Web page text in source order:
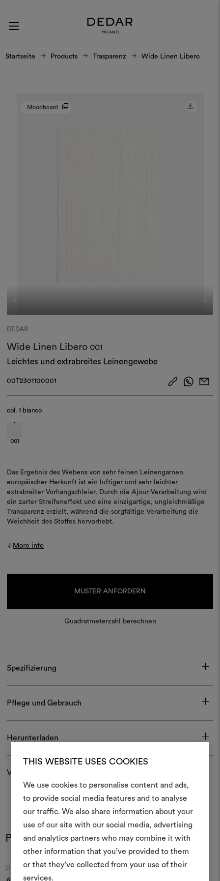
THIS WEBSITE USES COOKIES
We use cookies to personalise content and ads,
to provide social media features and to analyse
our traffic. We also share information about your
use of our site with our social media, advertising
and analytics partners who may combine it with
other information that you’ve provided to them
or that they’ve collected from your use of their
services.
Startseite Products Trasparenz Wide Linen Libero
Moodboard
DEDAR
Wide Linen Libero 001
Leichtes und extrabreites Leinengewebe
00T2301100001
col.1 bianco
001
Das Ergebnis des Webens von sehr feinen Leinengarnen
europäischer Herkunft ist ein luftiger und sehr leichter
extrabreiter Vorhangschleier. Durch die Ajour-Verarbeitung wird
ein zarter Streifeneffekt und eine einzigartige, ungleichmäßige
Transparenz erzielt, während die sorgfältige Verarbeitung die
Weichheit des Stoffes hervorhebt.
More info
MUSTER ANFORDERN
Quadratmeterzahl berechnen
Spezifizierung
Pflege und Gebrauch
Herunterladen
Versand und Rücksendungen
Produkt im Einsatz
Moodboard
DEDAR Moodboard
DEDAR
Ein
erstellen
Ein interaktives Tool, mit
Ideen zum Leben
anderen teilen können,